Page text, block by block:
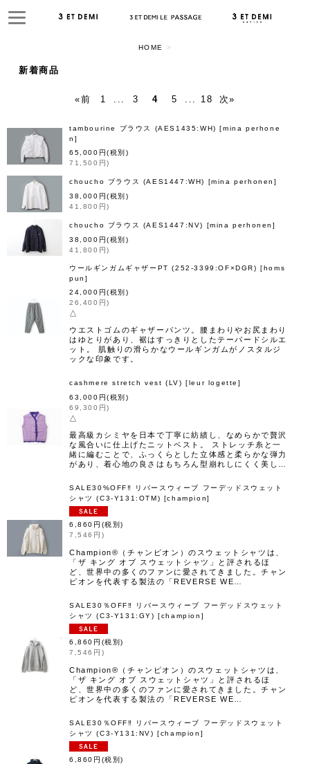
HOME >
新着商品
並び順
«前 1 ... 3 4 5 ... 18 次»
tambourine ブラウス (AES1435:WH) [mina perhone
n ]
65,000 円(税別)
71,500 円)
choucho ブラウス (AES1447:WH) [mina perhonen]
38,000 円(税別)
41,800 円)
choucho ブラウス (AES1447:NV) [mina perhonen]
38,000 円(税別)
41,800 円)
ウールギンガムギャザーPT (252-3399:OF×DGR) [homs
pun ]
24,000 円(税別)
26,400 円)
△
ウエストゴムのギャザーパンツ。腰まわりやお尻まわり
はゆとりがあり、裾はすっきりとしたテーパードシルエ
ット。 肌触りの滑らかなウールギンガムがノスタルジ
ックな印象です。
cashmere stretch vest (LV) [leur logette]
63,000 円(税別)
69,300 円)
△
最高級カシミヤを日本で丁寧に紡績し、なめらかで贅沢
な風合いに仕上げたニットベスト。 ストレッチ糸と一
緒に編むことで、ふっくらとした立体感と柔らかな弾力
があり、着心地の良さはもちろん型崩れしにくく美し…
SALE30%OFF‼︎ リバースウィーブ フーデッドスウェット
シャツ (C3-Y131:OTM) [champion]
6,860 円 (税別)
7,546 円 )
Champion®（チャンピオン）のスウェットシャツは、
「ザ キング オブ スウェットシャツ」と評されるほ
ど、世界中の多くのファンに愛されてきました。チャン
ピオンを代表する製法の「REVERSE WE…
SALE30％OFF‼︎ リバースウィーブ フーデッドスウェット
シャツ (C3-Y131:GY) [champion ]
6,860 円 (税別)
7,546 円 )
Champion®（チャンピオン）のスウェットシャツは、
「ザ キング オブ スウェットシャツ」と評されるほ
ど、世界中の多くのファンに愛されてきました。チャン
ピオンを代表する製法の「REVERSE WE…
SALE30％OFF‼︎ リバースウィーブ フーデッドスウェット
シャツ (C3-Y131:NV) [champion ]
6,860 円 (税別)